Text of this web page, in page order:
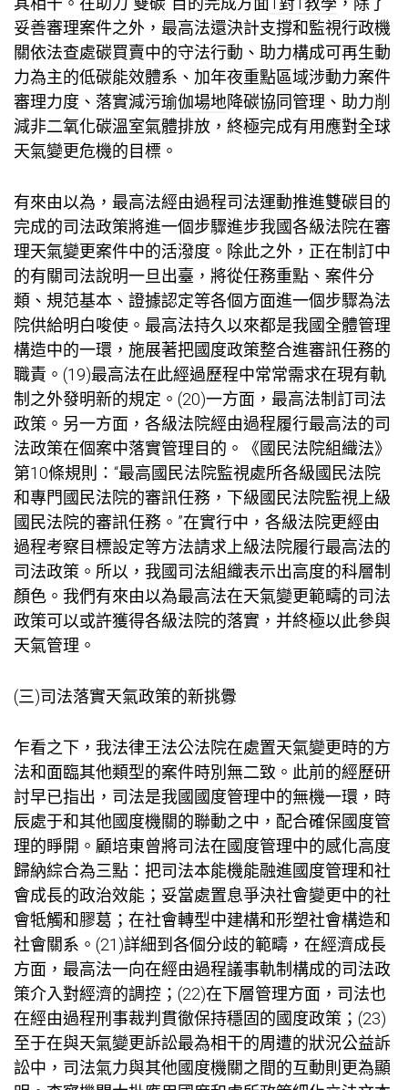
妥善審理案件之外，最高法還決計支撐和監視行政機
關依法查處碳買賣中的守法行動、助力構成可再生動
力為主的低碳能效體系、加年夜重點區域涉動力案件
審理力度、落實減污瑜伽場地降碳協同管理、助力削
減非二氧化碳溫室氣體排放，終極完成有用應對全球
天氣變更危機的目標。
有來由以為，最高法經由過程司法運動推進雙碳目的
完成的司法政策將進一個步驟進步我國各級法院在審
理天氣變更案件中的活潑度。除此之外，正在制訂中
的有關司法說明一旦出臺，將從任務重點、案件分
類、規范基本、證據認定等各個方面進一個步驟為法
院供給明白唆使。最高法持久以來都是我國全體管理
構造中的一環，施展著把國度政策整合進審訊任務的
職責。(19)最高法在此經過歷程中常常需求在現有軌
制之外發明新的規定。(20)一方面，最高法制訂司法
政策。另一方面，各級法院經由過程履行最高法的司
法政策在個案中落實管理目的。《國民法院組織法》
第10條規則：“最高國民法院監視處所各級國民法院
和專門國民法院的審訊任務，下級國民法院監視上級
國民法院的審訊任務。”在實行中，各級法院更經由
過程考察目標設定等方法請求上級法院履行最高法的
司法政策。所以，我國司法組織表示出高度的科層制
顏色。我們有來由以為最高法在天氣變更範疇的司法
政策可以或許獲得各級法院的落實，并終極以此參與
天氣管理。
(三)司法落實天氣政策的新挑釁
乍看之下，我法律王法公法院在處置天氣變更時的方
法和面臨其他類型的案件時別無二致。此前的經歷研
討早已指出，司法是我國國度管理中的無機一環，時
辰處于和其他國度機關的聯動之中，配合確保國度管
理的睜開。顧培東曾將司法在國度管理中的感化高度
歸納綜合為三點：把司法本能機能融進國度管理和社
會成長的政治效能；妥當處置息爭決社會變更中的社
會牴觸和膠葛；在社會轉型中建構和形塑社會構造和
社會關系。(21)詳細到各個分歧的範疇，在經濟成長
方面，最高法一向在經由過程議事軌制構成的司法政
策介入對經濟的調控；(22)在下層管理方面，司法也
在經由過程刑事裁判貫徹保持穩固的國度政策；(23)
至于在與天氣變更訴訟最為相干的周遭的狀況公益訴
訟中，司法氣力與其他國度機關之間的互動則更為顯